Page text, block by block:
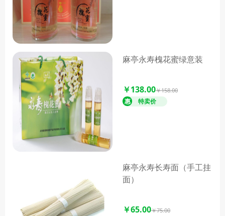
麻亭永寿槐花蜜绿意装
￥138.00￥158.00
麻亭永寿长寿面（手工挂
面）
￥65.00￥75.00